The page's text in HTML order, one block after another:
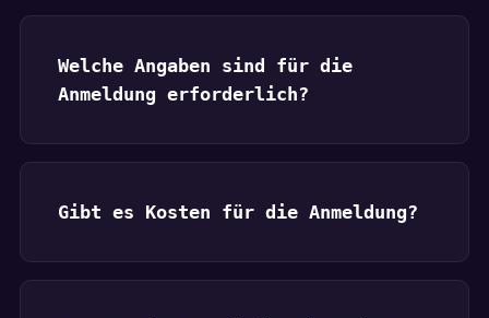
Welche Angaben sind für die
Anmeldung erforderlich?
Gibt es Kosten für die Anmeldung?